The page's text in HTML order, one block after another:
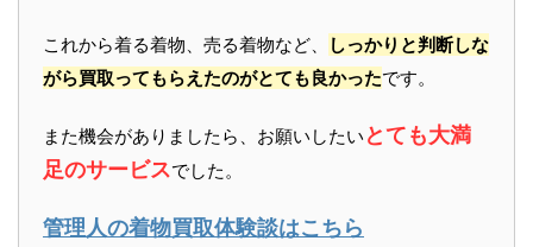
これから着る着物、売る着物など、
しっかりと判断しな
がら買取ってもらえたのがとても良かったです。
また機会がありましたら、お願いしたい とても大満
足のサービスでした。
管理人の着物買取体験談はこちら